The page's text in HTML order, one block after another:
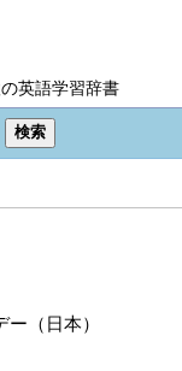
英語学習辞書
ー（日本）